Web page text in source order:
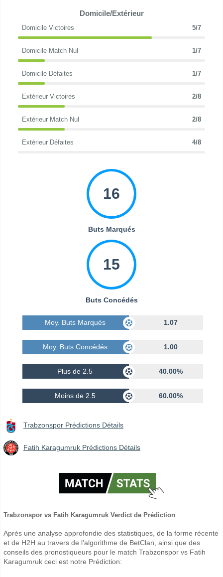
Domicile/Extérieur
Domicile Victoires 5/7
Domicile Match Nul 1/7
Domicile Défaites 1/7
Extérieur Victoires 2/8
Extérieur Match Nul 2/8
Extérieur Défaites 4/8
16
Buts Marqués
15
Buts Concédés
Moy. Buts Marqués 1.07
Moy. Buts Concédés 1.00
Plus de 2.5 40.00%
Moins de 2.5 60.00%
Trabzonspor Prédictions Détails
Fatih Karagumruk Prédictions Détails
Trabzonspor vs Fatih Karagumruk Verdict de Prédiction
Après une analyse approfondie des statistiques, de la forme récente
et de H2H au travers de l'algorithme de BetClan, ainsi que des
conseils des pronostiqueurs pour le match Trabzonspor vs Fatih
Karagumruk ceci est notre Prédiction: